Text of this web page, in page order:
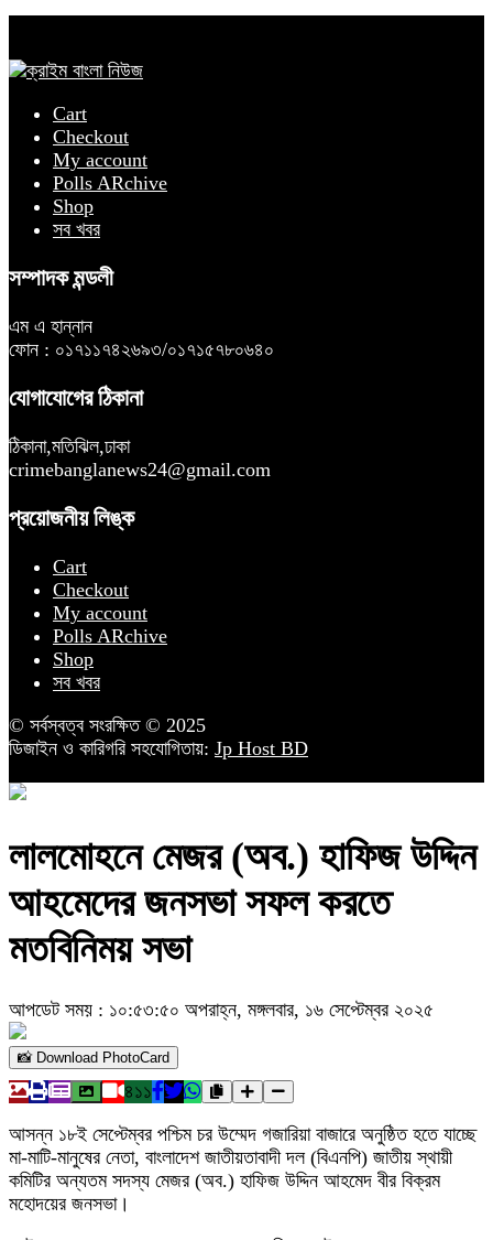
Cart
Checkout
My account
Polls ARchive
Shop
সব খবর
সম্পাদক মন্ডলী
এম এ হান্নান
ফোন : ০১৭১১৭৪২৬৯৩/০১৭১৫৭৮০৬৪০
যোগাযোগের ঠিকানা
ঠিকানা,মতিঝিল,ঢাকা
crimebanglanews24@gmail.com
প্রয়োজনীয় লিঙ্ক
Cart
Checkout
My account
Polls ARchive
Shop
সব খবর
© সর্বস্বত্ব সংরক্ষিত © 2025
ডিজাইন ও কারিগরি সহযোগিতায়: Jp Host BD
লালমোহনে মেজর (অব.) হাফিজ উদ্দিন
আহমেদের জনসভা সফল করতে
মতবিনিময় সভা
আপডেট সময় : ১০:৫৩:৫০ অপরাহ্ন, মঙ্গলবার, ১৬ সেপ্টেম্বর ২০২৫
📸 Download PhotoCard
৪১১
আসন্ন ১৮ই সেপ্টেম্বর পশ্চিম চর উম্মেদ গজারিয়া বাজারে অনুষ্ঠিত হতে যাচ্ছে
মা-মাটি-মানুষের নেতা, বাংলাদেশ জাতীয়তাবাদী দল (বিএনপি) জাতীয় স্থায়ী
কমিটির অন্যতম সদস্য মেজর (অব.) হাফিজ উদ্দিন আহমেদ বীর বিক্রম
মহোদয়ের জনসভা।